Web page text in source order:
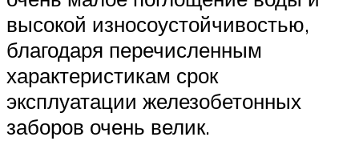
высокой износоустойчивостью,
благодаря перечисленным
характеристикам срок
эксплуатации железобетонных
заборов очень велик.